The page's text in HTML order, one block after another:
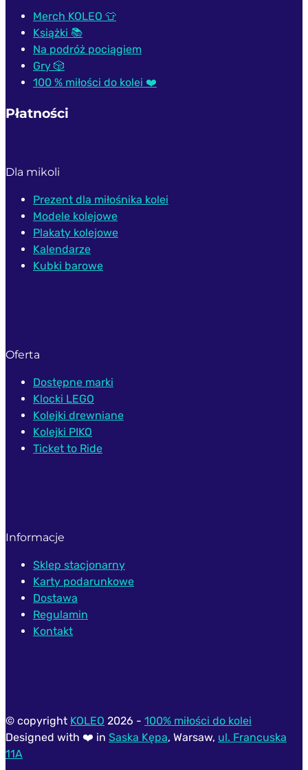
Merch KOLEO 👕
Książki 📚
Na podróż pociągiem
Gry 🎲
100 % miłości do kolei ❤️
Płatności
Dla mikoli
Prezent dla miłośnika kolei
Modele kolejowe
Plakaty kolejowe
Kalendarze
Kubki barowe
Oferta
Dostępne marki
Klocki LEGO
Kolejki drewniane
Kolejki PIKO
Ticket to Ride
Informacje
Sklep stacjonarny
Karty podarunkowe
Dostawa
Regulamin
Kontakt
© copyright KOLEO 2026 - 100% miłości do kolei
Designed with ❤️ in Saska Kępa, Warsaw, ul. Francuska
11A